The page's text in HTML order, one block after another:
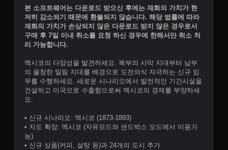
본 소프트웨어는 다운로드 받으신 후에는 재화의 가치가 현
저히 감소되기 때문에 환불되지 않습니다. 해당 법률에 따라
재화의 가치가 손상되지 않은 다운로드 받지 않은 경우로서
구매 후 7일 이내 취소를 요청 하신 경우에 한해서만 취소 처
리 가능합니다.
멕시코의 다양성을 발견하세요. 북부의 사막 지대부터 남부
의 울창한 밀림 지대를 배경으로 도전의식 자극하는 신규 임
무를 수행하세요. 새로운 시나리오에서 발전적인 기간시설을
건설하고 미국으로 수출함으로써 멕시코의 경제를 부양하세
요.
• 신규 시나리오: 멕시코 (1873-1893)
• 지도 확장: 멕시코 (자유모드와 샌드박스 모드에서 이용가
능)
• 신규 상품(커피, 설탕 등)과 24개의 도시 추가